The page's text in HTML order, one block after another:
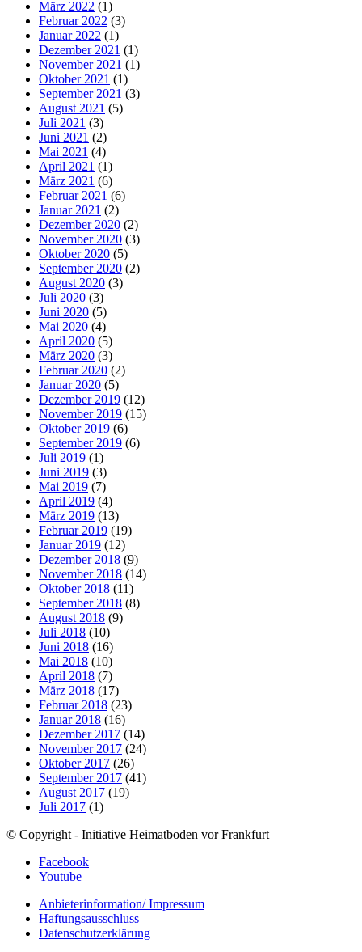
März 2022 (1)
Februar 2022 (3)
Januar 2022 (1)
Dezember 2021 (1)
November 2021 (1)
Oktober 2021 (1)
September 2021 (3)
August 2021 (5)
Juli 2021 (3)
Juni 2021 (2)
Mai 2021 (4)
April 2021 (1)
März 2021 (6)
Februar 2021 (6)
Januar 2021 (2)
Dezember 2020 (2)
November 2020 (3)
Oktober 2020 (5)
September 2020 (2)
August 2020 (3)
Juli 2020 (3)
Juni 2020 (5)
Mai 2020 (4)
April 2020 (5)
März 2020 (3)
Februar 2020 (2)
Januar 2020 (5)
Dezember 2019 (12)
November 2019 (15)
Oktober 2019 (6)
September 2019 (6)
Juli 2019 (1)
Juni 2019 (3)
Mai 2019 (7)
April 2019 (4)
März 2019 (13)
Februar 2019 (19)
Januar 2019 (12)
Dezember 2018 (9)
November 2018 (14)
Oktober 2018 (11)
September 2018 (8)
August 2018 (9)
Juli 2018 (10)
Juni 2018 (16)
Mai 2018 (10)
April 2018 (7)
März 2018 (17)
Februar 2018 (23)
Januar 2018 (16)
Dezember 2017 (14)
November 2017 (24)
Oktober 2017 (26)
September 2017 (41)
August 2017 (19)
Juli 2017 (1)
© Copyright - Initiative Heimatboden vor Frankfurt
Facebook
Youtube
Anbieterinformation/ Impressum
Haftungsausschluss
Datenschutzerklärung